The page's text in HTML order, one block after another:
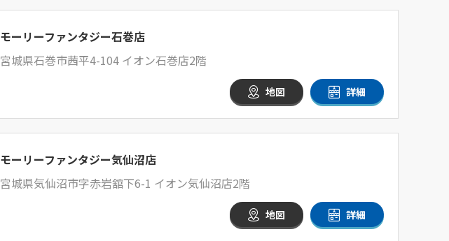
モーリーファンタジー石巻店
宮城県石巻市茜平4-104 イオン石巻店2階
地図 詳細
モーリーファンタジー気仙沼店
宮城県気仙沼市字赤岩舘下6-1 イオン気仙沼店2階
地図 詳細